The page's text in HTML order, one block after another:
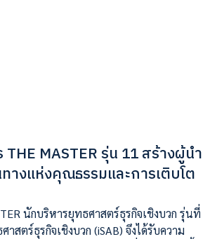
MASTER รุ่น 11 สร้างผู้นำ
างแห่งคุณธรรมและการเติบโต
นักบริหารยุทธศาสตร์ธุรกิจเชิงบวก รุ่นที่
สตร์ธุรกิจเชิงบวก (iSAB) จึงได้รับความ